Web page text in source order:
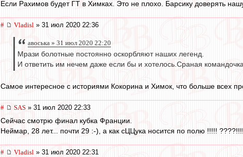
Если Рахимов будет ГТ в Химках. Это не плохо. Барсику доверять
# Vladisl » 31 июл 2020 22:36
авоська » 31 июл 2020 22:20
Мрази болотные постоянно оскорбляют наших легенд.
И ответить им нечем даже если бы и хотелось.Сраная
Самое интересное с историями Кокорина и Химок, что больше всех
# SAS » 31 июл 2020 22:33
Сейчас смотрю финал кубка Франции.
Неймар, 28 лет... почти 29 :-), а как сЦЦука носится по полю !!!!! ????!!!!
# Vladisl » 31 июл 2020 22:31